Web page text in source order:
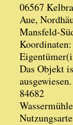
06567
Aue,
Mansfeld-
Das Objekt
84682